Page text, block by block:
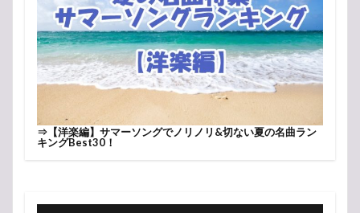
⇒ 【洋楽編】サマーソングでノリノリ&切ない夏の名曲ラン
キングBest30！